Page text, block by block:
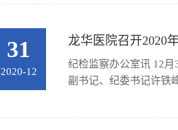
31
2020-12
龙华医院召开2020
纪检监察办公室讯 12
副书记、纪委书记许铁